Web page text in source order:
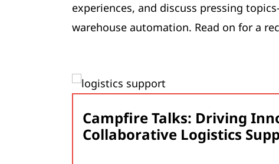
experiences, and discuss pressing
warehouse automation. Read on for a
Campfire Talks: Driving
Collaborative Logistics